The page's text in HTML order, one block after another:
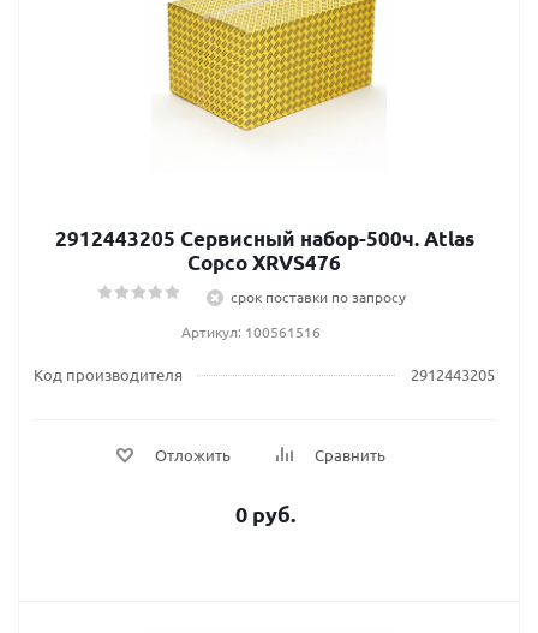
2912443205 Сервисный набор-500ч. Atlas
Сopco XRVS476
срок поставки по запросу
Артикул: 100561516
Код производителя 2912443205
Отложить Сравнить
0 руб.